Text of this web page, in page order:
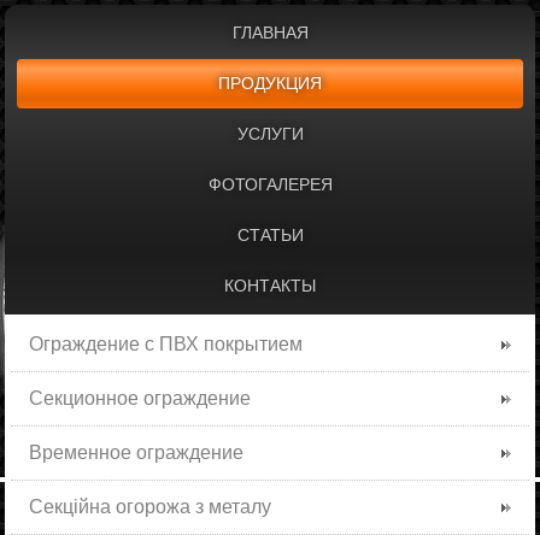
ГЛАВНАЯ
ПРОДУКЦИЯ
УСЛУГИ
ФОТОГАЛЕРЕЯ
СТАТЬИ
КОНТАКТЫ
Ограждение с ПВХ покрытием
Секционное ограждение
Временное ограждение
Секційна огорожа з металу